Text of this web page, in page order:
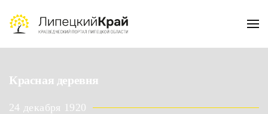
Skip to main content
Красная деревня
24 декабря 1920